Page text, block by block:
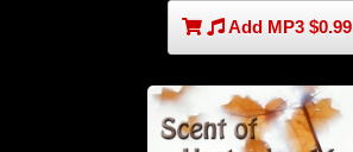
Add MP3 $0.99